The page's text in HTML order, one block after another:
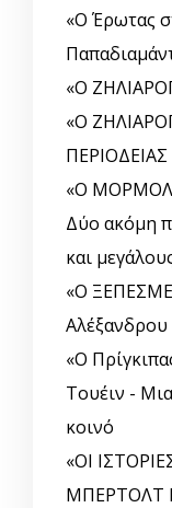
«Ο Έρωτας
«Ο
«Ο
ΠΕΡΙΟΔΕΙΑΣ
«Ο
Δύο ακόμη
και
«Ο
«Ο
Τουέιν -
κοινό
«ΟΙ
ΜΠΕΡΤΟΛΤ